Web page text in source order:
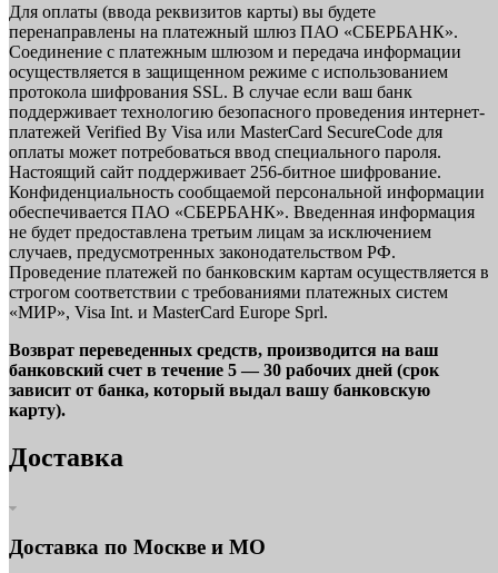
Для оплаты (ввода реквизитов карты) вы будете
перенаправлены на платежный шлюз ПАО «СБЕРБАНК».
Соединение с платежным шлюзом и передача информации
осуществляется в защищенном режиме с использованием
протокола шифрования SSL. В случае если ваш банк
поддерживает технологию безопасного проведения интернет-
платежей Verified By Visa или MasterCard SecureCode для
оплаты может потребоваться ввод специального пароля.
Настоящий сайт поддерживает 256-битное шифрование.
Конфиденциальность сообщаемой персональной информации
обеспечивается ПАО «СБЕРБАНК». Введенная информация
не будет предоставлена третьим лицам за исключением
случаев, предусмотренных законодательством РФ.
Проведение платежей по банковским картам осуществляется в
строгом соответствии с требованиями платежных систем
«МИР», Visa Int. и MasterCard Europe Sprl.
Возврат переведенных средств, производится на ваш
банковский счет в течение 5 — 30 рабочих дней (срок
зависит от банка, который выдал вашу банковскую
карту).
Доставка
Доставка по Москве и МО